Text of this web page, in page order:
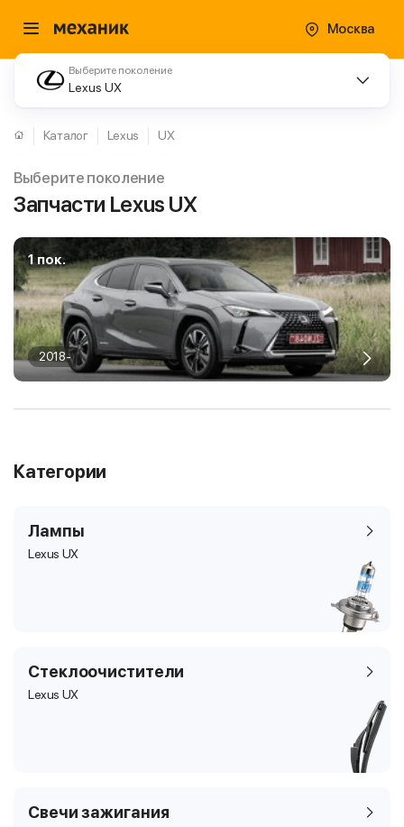
Москва
Выберите поколение
Lexus UX
Каталог Lexus UX
Выберите поколение
Запчасти Lexus UX
1 пок.
2018-
Категории
Лампы
Lexus UX
Стеклоочистители
Lexus UX
Свечи зажигания